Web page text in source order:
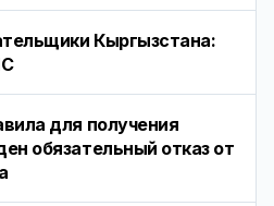
Кыргызстана:
для получения
обязательный отказ от